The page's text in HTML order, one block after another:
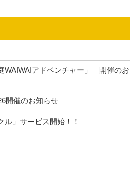
WAIWAIアドベンチャー」 開催のお
開催のお知らせ
ル」サービス開始！！